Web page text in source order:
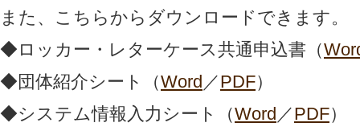
また、こちらからダウンロードできます。
◆ロッカー・レターケース共通申込書（
◆団体紹介シート（Word ／PDF）
◆システム情報入力シート（Word ／PDF）